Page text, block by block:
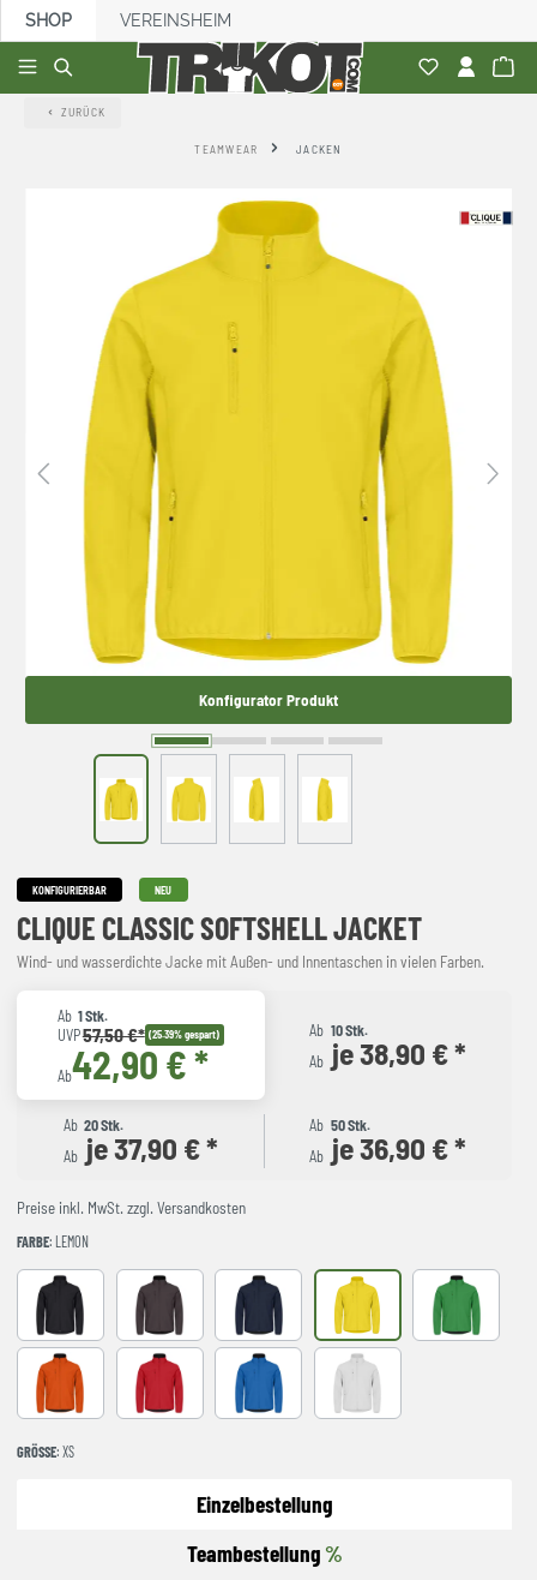
springen
SHOP VEREINSHEIM
ZURÜCK
TEAMWEAR JACKEN
Konfigurator Produkt
KONFIGURIERBAR NEU
CLIQUE CLASSIC SOFTSHELL JACKET
Wind- und wasserdichte Jacke mit Außen- und Innentaschen in vielen Farben.
Ab 1 Stk.
UVP57,50 €* (25.39% gespart)
Ab42,90 € *
Ab 10 Stk.
Ab je 38,90 € *
Ab 20 Stk.
Ab je 37,90 € *
Ab 50 Stk.
Ab je 36,90 € *
Preise inkl. MwSt. zzgl. Versandkosten
FARBE: LEMON
Black Dark Grey Dark Navy Lemon Apple Green
Blood Orange red Royal Blue white
GRÖSSE : XS
Einzelbestellung
Teambestellung %